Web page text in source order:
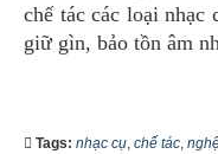
chế tác các loại nhạc
giữ gìn, bảo tồn âm
Tags: nhạc cụ, chế tác,